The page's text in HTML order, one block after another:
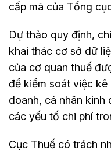
cấp mã của Tổng
Dự thảo quy định,
khai thác cơ sở dữ
của cơ quan thuế
để kiểm soát việc kê
doanh, cá nhân kinh
các yếu tố chi phí
Cục Thuế có trách